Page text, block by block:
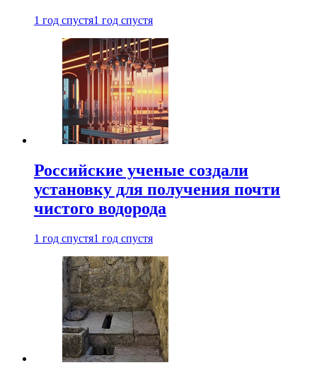
1 год спустя1 год спустя
Российские ученые создали
установку для получения почти
чистого водорода
1 год спустя1 год спустя